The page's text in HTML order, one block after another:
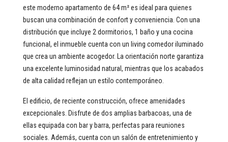
este moderno apartamento de 64 m² es ideal para quienes
buscan una combinación de confort y conveniencia. Con una
distribución que incluye 2 dormitorios, 1 baño y una cocina
funcional, el inmueble cuenta con un living comedor iluminado
que crea un ambiente acogedor. La orientación norte garantiza
una excelente luminosidad natural, mientras que los acabados
de alta calidad reflejan un estilo contemporáneo.
El edificio, de reciente construcción, ofrece amenidades
excepcionales. Disfrute de dos amplias barbacoas, una de
ellas equipada con bar y barra, perfectas para reuniones
sociales. Además, cuenta con un salón de entretenimiento y